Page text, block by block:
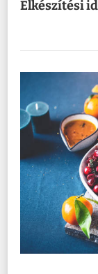
Elkészítési